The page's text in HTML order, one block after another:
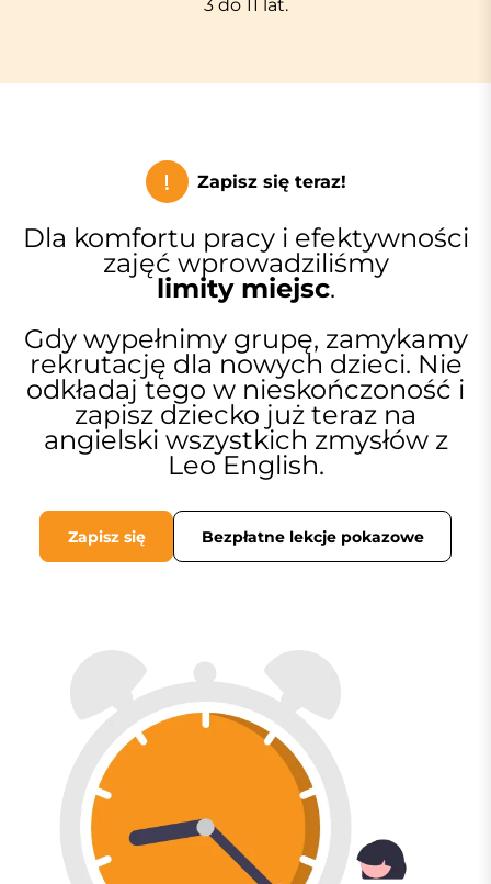
3 do 11 lat.
! Zapisz się teraz!
Dla komfortu pracy i efektywności
zajęć wprowadziliśmy
limity miejsc.
Gdy wypełnimy grupę, zamykamy
rekrutację dla nowych dzieci. Nie
odkładaj tego w nieskończoność i
zapisz dziecko już teraz na
angielski wszystkich zmysłów z
Leo English.
Zapisz się Bezpłatne lekcje pokazowe